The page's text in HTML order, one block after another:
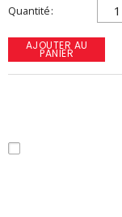
Quantité
AJOUTER AU
PANIER